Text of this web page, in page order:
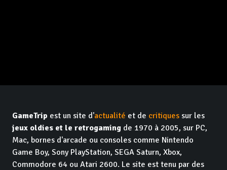
GameTrip est un site d'actualité et de critiques sur les
jeux oldies et le retrogaming de 1970 à 2005, sur PC,
Mac, bornes d'arcade ou consoles comme Nintendo
Game Boy, Sony PlayStation, SEGA Saturn, Xbox,
Commodore 64 ou Atari 2600. Le site est tenu par des